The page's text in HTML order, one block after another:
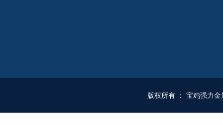
版权所有 ： 宝鸡强力